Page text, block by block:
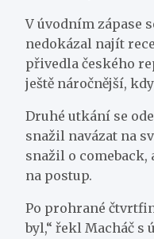
V úvodním zápase
nedokázal najít
přivedla českého
ještě náročnější,
Druhé utkání se
snažil navázat na
snažil o comeback,
na postup.
Po prohrané
byl,“ řekl Macháč s